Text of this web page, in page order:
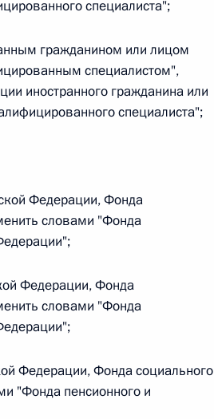
Федерации и Кабинетом
компетентных органов
и Киргизской Республике
Российской Федерации и статью 1
специалиста";
гражданином или лицом
специалистом",
иностранного гражданина или
специалиста";
Федерации, Фонда
словами "Фонда
Федерации, Фонда
словами "Фонда
Федерации, Фонда социального
"Фонда пенсионного и